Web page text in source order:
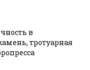
в
тротуарная